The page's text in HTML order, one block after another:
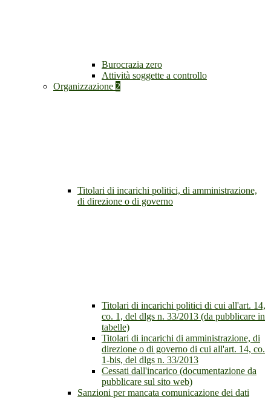
Burocrazia zero
Attività soggette a controllo
Organizzazione 2
Titolari di incarichi politici, di amministrazione,
di direzione o di governo
Titolari di incarichi politici di cui all'art. 14,
co. 1, del dlgs n. 33/2013 (da pubblicare in
tabelle)
Titolari di incarichi di amministrazione, di
direzione o di governo di cui all'art. 14, co.
1-bis, del dlgs n. 33/2013
Cessati dall'incarico (documentazione da
pubblicare sul sito web)
Sanzioni per mancata comunicazione dei dati